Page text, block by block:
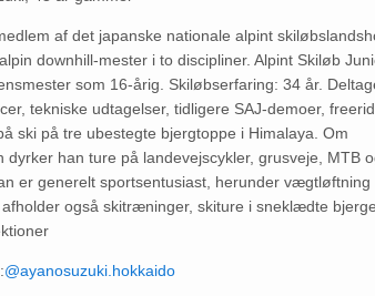
af det japanske nationale alpint
downhill-mester i to discipliner. Alpint Skiløb
som 16-årig. Skiløbserfaring: 34 år.
tekniske udtagelser, tidligere SAJ-demoer,
ski på tre ubestegte bjergtoppe i Himalaya. Om
dyrker han ture på landevejscykler, grusveje, MTB
er generelt sportsentusiast, herunder vægtløftning
afholder også skitræninger, skiture i sneklædte
@ayanosuzuki.hokkaido